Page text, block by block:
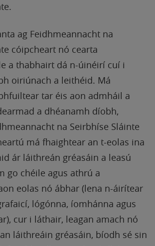
ag Feidhmeannacht na
cóipcheart nó cearta
a thabhairt dá n-úinéirí cuí i
oiriúnach a leithéid. Má
tar éis aon admháil a
a dhéanamh díobh,
na Seirbhíse Sláinte
má fhaightear an t-eolas ina
ár láithreán gréasáin a leasú
go chéile agus athrú a
eolas nó ábhar (lena n-áirítear
lógónna, íomhánna agus
cur i láthair, leagan amach nó
láithreáin gréasáin, bíodh sé sin